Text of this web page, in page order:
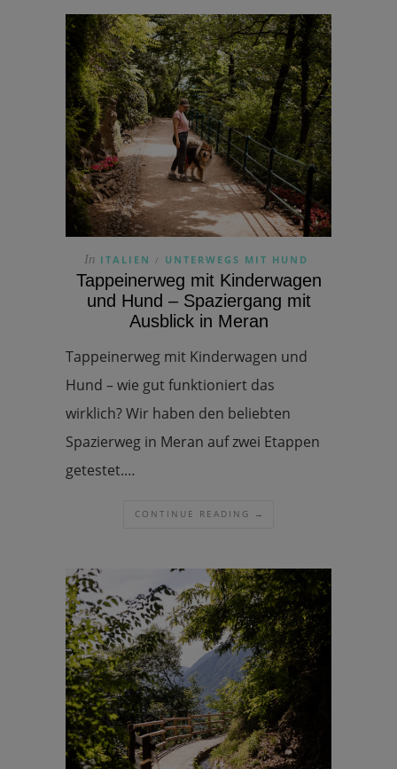
In ITALIEN / UNTERWEGS MIT HUND
Tappeinerweg mit Kinderwagen
und Hund – Spaziergang mit
Ausblick in Meran
Tappeinerweg mit Kinderwagen und
Hund – wie gut funktioniert das
wirklich? Wir haben den beliebten
Spazierweg in Meran auf zwei Etappen
getestet.…
CONTINUE READING →